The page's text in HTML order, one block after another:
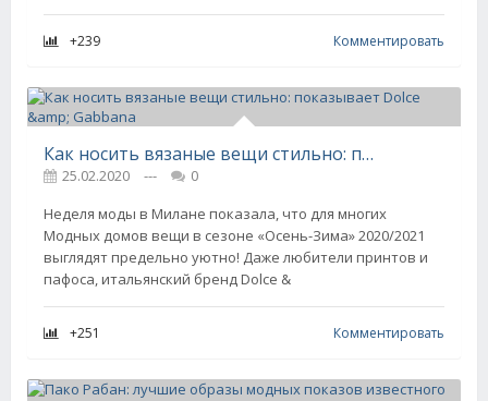
+239 Комментировать
Как носить вязаные вещи стильно: показывает Dolce &amp; Gabbana
25.02.2020 ---
0
Неделя моды в Милане показала, что для многих
Модных домов вещи в сезоне «Осень-Зима» 2020/2021
выглядят предельно уютно! Даже любители принтов и
пафоса, итальянский бренд Dolce &
+251 Комментировать